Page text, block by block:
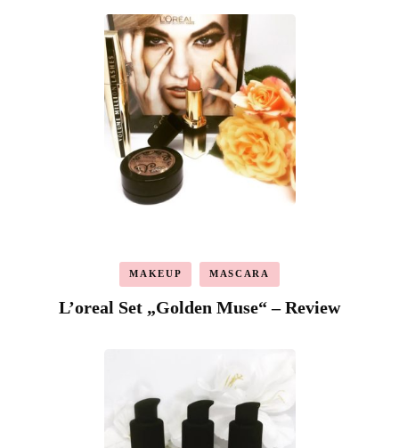
MAKEUP MASCARA
L’oreal Set „Golden Muse“ – Review